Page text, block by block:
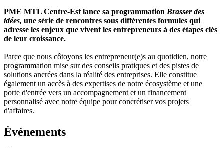
PME MTL Centre-Est lance sa programmation Brasser des
idées, une série de rencontres sous différentes formules qui
adresse les enjeux que vivent les entrepreneurs à des étapes clés
de leur croissance.
Parce que nous côtoyons les entrepreneur(e)s au quotidien, notre
programmation mise sur des conseils pratiques et des pistes de
solutions ancrées dans la réalité des entreprises. Elle constitue
également un accès à des expertises de notre écosystème et une
porte d'entrée vers un accompagnement et un financement
personnalisé avec notre équipe pour concrétiser vos projets
d'affaires.
Événements